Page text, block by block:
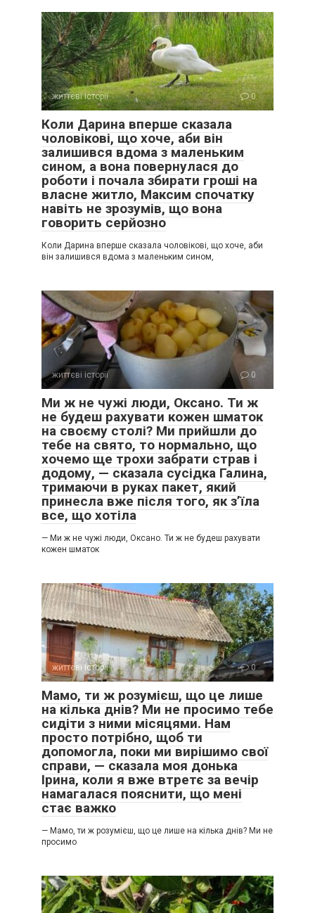
життєві історії 0
Коли Дарина вперше сказала
чоловікові, що хоче, аби він
залишився вдома з маленьким
сином, а вона повернулася до
роботи і почала збирати гроші на
власне житло, Максим спочатку
навіть не зрозумів, що вона
говорить серйозно
Коли Дарина вперше сказала чоловікові, що хоче, аби
він залишився вдома з маленьким сином,
життєві історії 0
Ми ж не чужі люди, Оксано. Ти ж
не будеш рахувати кожен шматок
на своєму столі? Ми прийшли до
тебе на свято, то нормально, що
хочемо ще трохи забрати страв і
додому, — сказала сусідка Галина,
тримаючи в руках пакет, який
принесла вже після того, як з’їла
все, що хотіла
— Ми ж не чужі люди, Оксано. Ти ж не будеш рахувати
кожен шматок
життєві історії 0
Мамо, ти ж розумієш, що це лише
на кілька днів? Ми не просимо тебе
сидіти з ними місяцями. Нам
просто потрібно, щоб ти
допомогла, поки ми вирішимо свої
справи, — сказала моя донька
Ірина, коли я вже втретє за вечір
намагалася пояснити, що мені
стає важко
— Мамо, ти ж розумієш, що це лише на кілька днів? Ми не
просимо